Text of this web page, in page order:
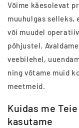
Võime käesolevat
muuhulgas selleks,
või muudel
põhjustel.
veebilehel,
ning võtame muid
meetmeid.
Kuidas me
kasutame